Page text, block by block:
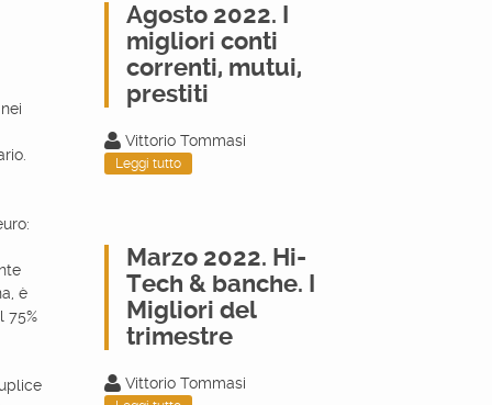
è
75%
Agosto 2022. I
migliori conti
correnti, mutui,
prestiti
Vittorio Tommasi
Leggi tutto
Marzo 2022. Hi-
Tech & banche. I
Migliori del
trimestre
Vittorio Tommasi